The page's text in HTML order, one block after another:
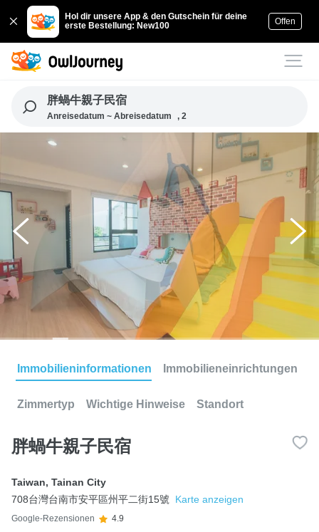
Hol dir unsere App & den Gutschein für deine
erste Bestellung: New100
Offen
胖蝸牛親子民宿
Anreisedatum ~ Abreisedatum , 2
Immobilieninformationen Immobilieneinrichtungen
Zimmertyp Wichtige Hinweise Standort
胖蝸牛親子民宿
Taiwan, Tainan City
708台灣台南市安平區州平二街15號
Karte anzeigen
Google-Rezensionen 4.9